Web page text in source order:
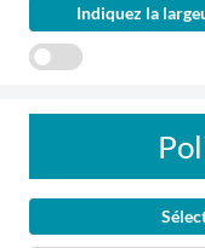
Indiquez la
Indiquez